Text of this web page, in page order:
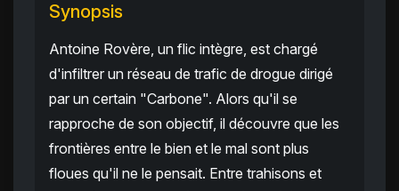
Synopsis
Antoine Rovère, un flic intègre, est chargé
d'infiltrer un réseau de trafic de drogue dirigé
par un certain "Carbone". Alors qu'il se
rapproche de son objectif, il découvre que les
frontières entre le bien et le mal sont plus
floues qu'il ne le pensait. Entre trahisons et